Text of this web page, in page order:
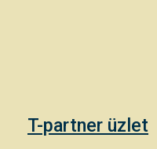
T-partner üzlet